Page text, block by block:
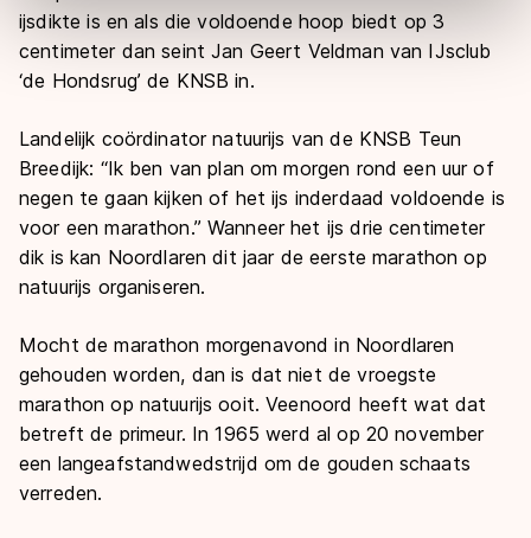
Door op ‘Toestaan’ te klikken, stemt u in met deze
overdracht. Meer informatie vindt u in onscookiebeleid
ijsdikte is en als die voldoende hoop biedt op 3
centimeter dan seint Jan Geert Veldman van IJsclub
‘de Hondsrug’ de KNSB in.
Landelijk coördinator natuurijs van de KNSB Teun
Breedijk: “Ik ben van plan om morgen rond een uur of
negen te gaan kijken of het ijs inderdaad voldoende is
voor een marathon.” Wanneer het ijs drie centimeter
dik is kan Noordlaren dit jaar de eerste marathon op
natuurijs organiseren.
Mocht de marathon morgenavond in Noordlaren
gehouden worden, dan is dat niet de vroegste
marathon op natuurijs ooit. Veenoord heeft wat dat
betreft de primeur. In 1965 werd al op 20 november
een langeafstandwedstrijd om de gouden schaats
verreden.